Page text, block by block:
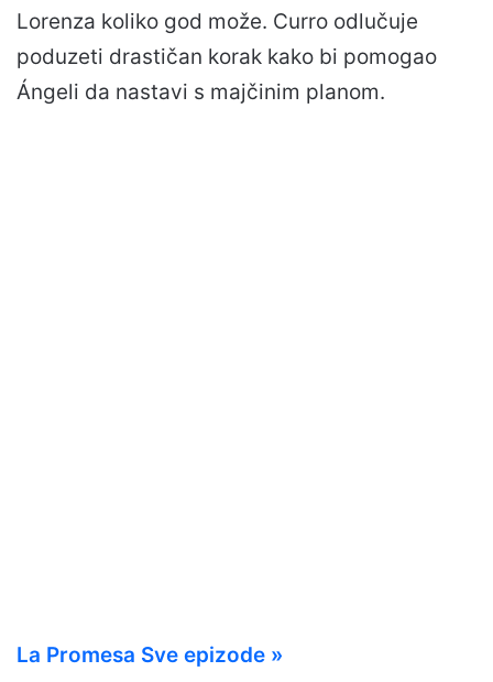
Lorenza koliko god može. Curro odlučuje
poduzeti drastičan korak kako bi pomogao
Ángeli da nastavi s majčinim planom.
La Promesa Sve epizode »